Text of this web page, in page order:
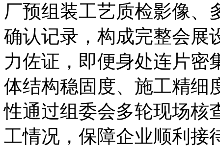
厂预组装工艺质检影像、
确认记录，构成完整会展
力佐证，即便身处连片密
体结构稳固度、施工精细
性通过组委会多轮现场核
工情况，保障企业顺利接